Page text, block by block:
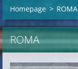
Homepage > ROMA
ROMA